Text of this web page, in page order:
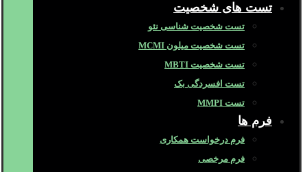
تست های شخصیت
تست شخصیت شناسی نئو
تست شخصیت میلون MCMI
تست شخصیت MBTI
تست افسردگی بک
تست MMPI
فرم ها
فرم درخواست همکاری
فرم مرخصی